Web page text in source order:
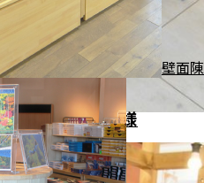
売所 ゆりいち様
壁面